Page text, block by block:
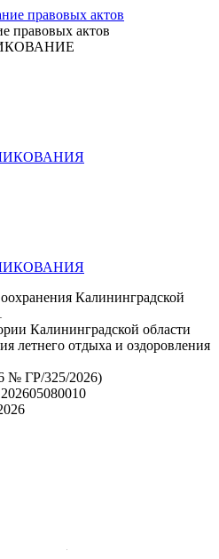
правовых актов
Калининградской
Калининградской области
летнего отдыха и оздоровления
№ ГР/325/2026)